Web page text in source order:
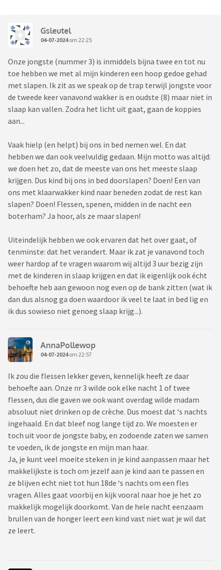
Gsleutel
04-07-2024om 22:25
Onze jongste (nummer 3) is inmiddels bijna twee en tot nu
toe hebben we met al mijn kinderen een hoop gedoe gehad
met slapen. Ik zit as we speak op de trap terwijl jongste voor
de tweede keer vanavond wakker is en oudste (8) maar niet in
slaap kan vallen. Zodra het licht uit gaat, gaan de koppies
aan...
Vaak hielp (en helpt) bij ons in bed nemen wel. En dat
hebben we dan ook veelvuldig gedaan. Mijn motto was altijd:
we doen het zo, dat de meeste van ons het meeste slaap
krijgen. Dus kind bij ons in bed doorslapen? Doen! Een van
ons met klaarwakker kind naar beneden zodat de rest kan
slapen? Doen! Flessen, spenen, midden in de nacht een
boterham? Ja hoor, als ze maar slapen!
Uiteindelijk hebben we ook ervaren dat het over gaat, of
tenminste: dat het verandert. Maar ik zat je vanavond toch
weer hardop af te vragen waarom wij altijd 3 uur bezig zijn
met de kinderen in slaap krijgen en dat ik eigenlijk ook écht
behoefte heb aan gewoon nog even op de bank zitten (wat ik
dan dus alsnog ga doen waardoor ik veel te laat in bed lig en
ik dus sowieso niet genoeg slaap krijg...).
AnnaPollewop
04-07-2024om 22:57
Ik zou die flessen lekker geven, kennelijk heeft ze daar
behoefte aan. Onze nr 3 wilde ook elke nacht 1 of twee
flessen, dus die gaven we ook want overdag wilde madam
absoluut niet drinken op de crèche. Dus moest dat ‘s nachts
ingehaald. En dat bleef nog lange tijd zo. We moesten er
toch uit voor de jongste baby, en zodoende zaten we samen
te voeden, ik de jongste en mijn man haar.
Ja, je kunt veel moeite steken in je kind aanpassen maar het
makkelijkste is toch om jezelf aan je kind aan te passen en
ze blijven echt niet tot hun 18de ‘s nachts om een fles
vragen. Alles gaat voorbij en kijk vooral naar hoe je het zo
makkelijk mogelijk doorkomt. Van de hele nacht eenzaam
brullen van de honger leert een kind vast niet wat je wil dat
ze leert.